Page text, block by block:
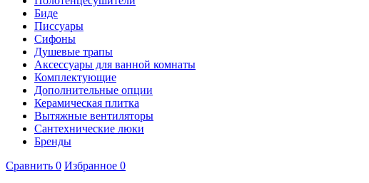
Биде
Писсуары
Сифоны
Душевые трапы
Аксессуары для ванной комнаты
Комплектующие
Дополнительные опции
Керамическая плитка
Вытяжные вентиляторы
Сантехнические люки
Бренды
Сравнить 0 Избранное 0